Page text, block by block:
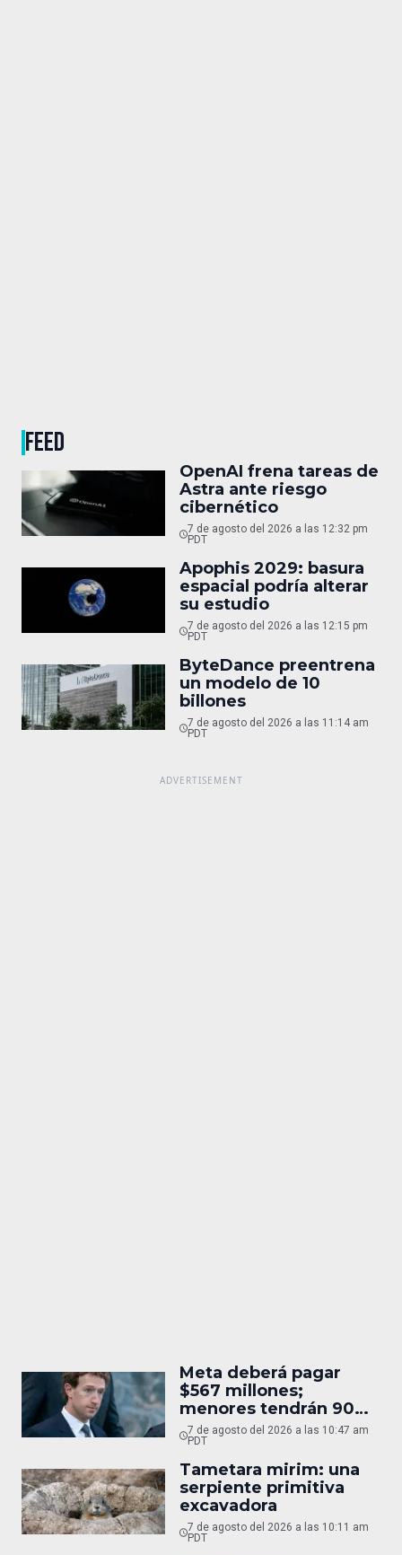
FEED
OpenAI frena tareas de
Astra ante riesgo
cibernético
7 de agosto del 2026 a las 12:32 pm
PDT
Apophis 2029: basura
espacial podría alterar
su estudio
7 de agosto del 2026 a las 12:15 pm
PDT
ByteDance preentrena
un modelo de 10
billones
7 de agosto del 2026 a las 11:14 am
PDT
Meta deberá pagar
$567 millones;
menores tendrán 90
horas
7 de agosto del 2026 a las 10:47 am
PDT
Tametara mirim: una
serpiente primitiva
excavadora
7 de agosto del 2026 a las 10:11 am
PDT